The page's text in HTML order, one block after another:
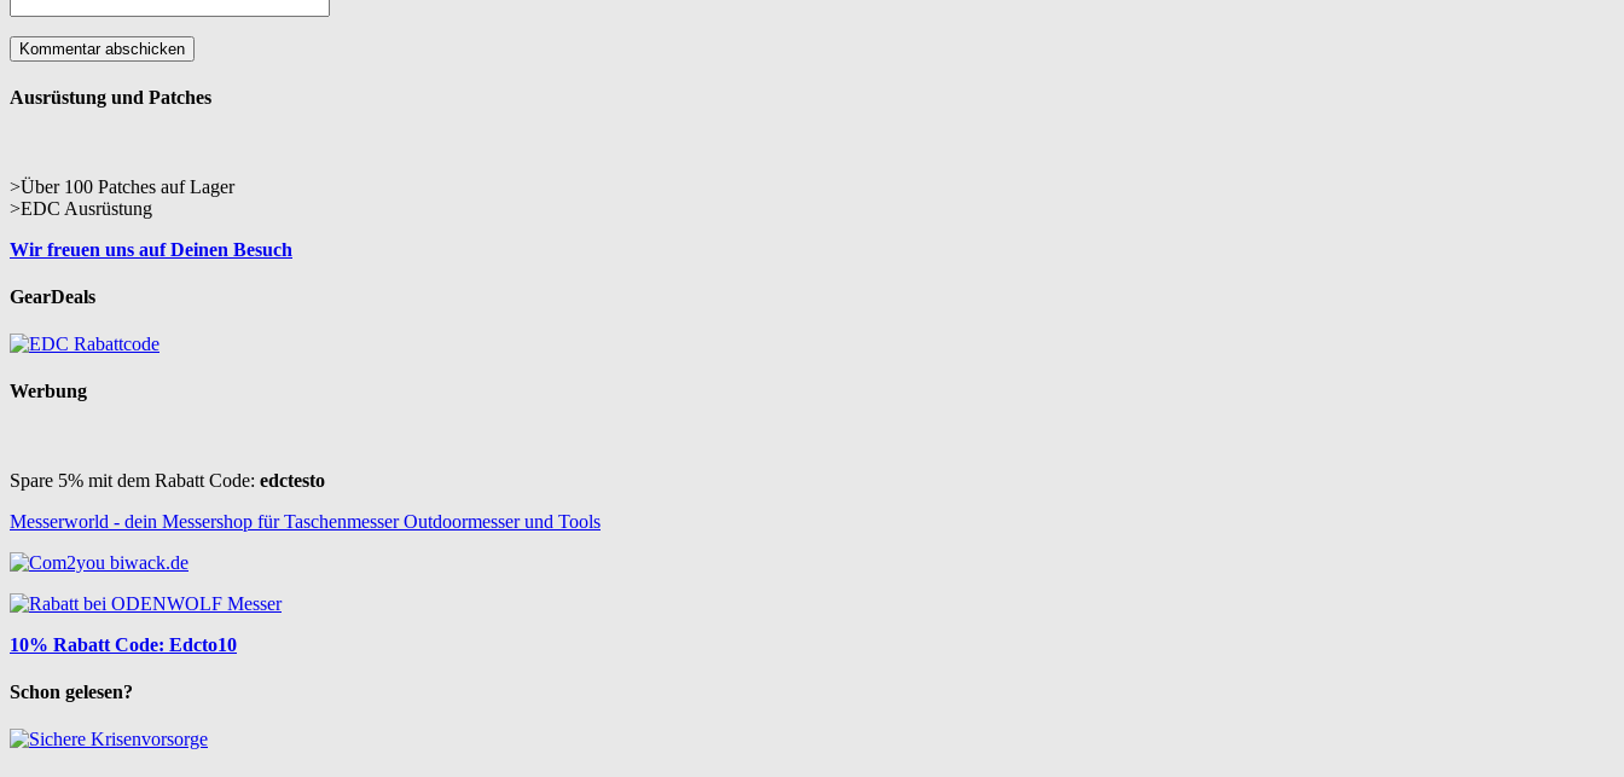
Ausrüstung und Patches
>Über 100 Patches auf Lager
>EDC Ausrüstung
Wir freuen uns auf Deinen Besuch
GearDeals
Werbung
Spare 5% mit dem Rabatt Code: edctesto
Messerworld - dein Messershop für Taschenmesser Outdoormesser und Tools
10% Rabatt Code: Edcto10
Schon gelesen?